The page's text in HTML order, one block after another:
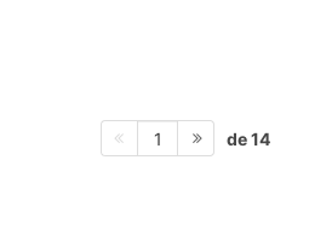
1 de 14